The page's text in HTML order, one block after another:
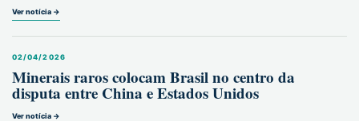
Ver notícia →
02/04/2026
Minerais raros colocam Brasil no centro da
disputa entre China e Estados Unidos
Ver notícia →